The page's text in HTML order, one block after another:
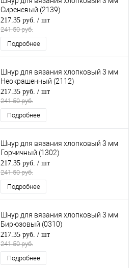
Сиреневый (2139)
217.35 руб. / шт
241.50 руб.
Подробнее
Шнур для вязания хлопковый 3 мм
Неокрашенный (2112)
217.35 руб. / шт
241.50 руб.
Подробнее
Шнур для вязания хлопковый 3 мм
Горчичный (1302)
217.35 руб. / шт
241.50 руб.
Подробнее
Шнур для вязания хлопковый 3 мм
Бирюзовый (0310)
217.35 руб. / шт
241.50 руб.
Подробнее